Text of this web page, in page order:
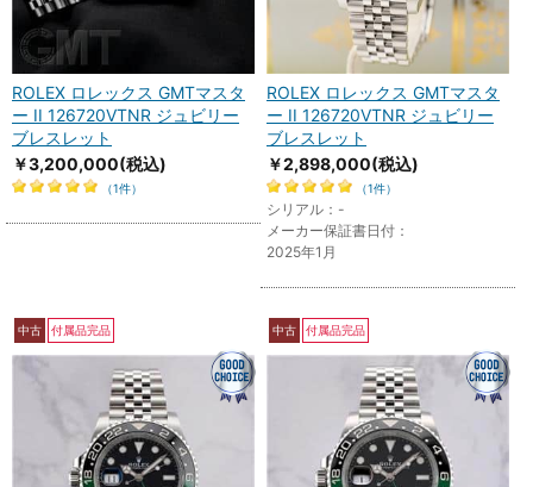
ROLEX ロレックス GMTマスタ
ー II 126720VTNR ジュビリー
ブレスレット
￥3,200,000(税込)
（1件）
ROLEX ロレックス GMTマスタ
ー II 126720VTNR ジュビリー
ブレスレット
￥2,898,000(税込)
（1件）
シリアル：-
メーカー保証書日付：
2025年1月
中古 付属品完品 中古 付属品完品